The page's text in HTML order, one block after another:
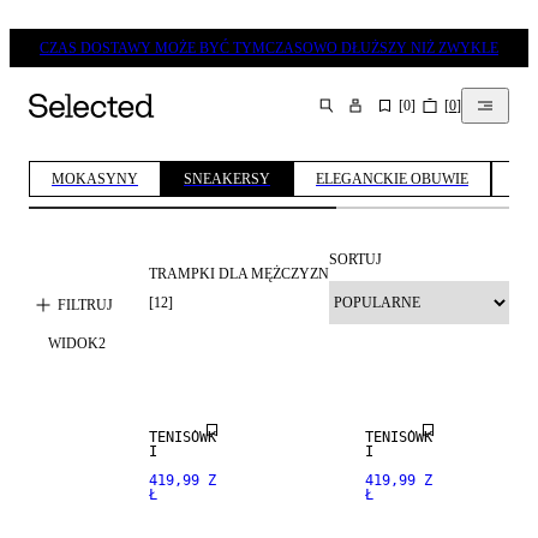
CZAS DOSTAWY MOŻE BYĆ TYMCZASOWO DŁUŻSZY NIŻ ZWYKLE
SZUKAJ [0] [0]
MOKASYNY SNEAKERSY ELEGANCKIE OBUWIE
FILTRUJ
TRAMPKI DLA MĘŻCZYZN
[12]
SORTUJ
WIDOK2
TENISÓWK
I
419,99 Z
Ł
TENISÓWK
I
419,99 Z
Ł